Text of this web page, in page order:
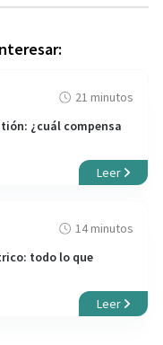
21 minutos
¿cuál compensa
Leer
14 minutos
todo lo que
Leer